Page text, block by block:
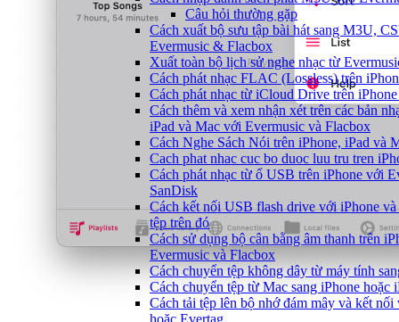
Câu hỏi thường gặp
Cách xuất bộ sưu tập bài hát sang M3U,
Evermusic & Flacbox
Xuất toàn bộ lịch sử nghe nhạc từ
Cách phát nhạc FLAC (Lossless) trên
Cách phát nhạc từ iCloud Drive trên
Cách thêm và xem nhận xét trên các bản
iPad và Mac với Evermusic và Flacbox
Cách Nghe Sách Nói trên iPhone, iPad và
Cach phat nhac cuc bo duoc luu tru tren
Cách phát nhạc từ ổ USB trên iPhone với
SanDisk
Cách kết nối USB flash drive với iPhone
tệp trên đó
Cách sử dụng bộ cân bằng âm thanh trên
Evermusic và Flacbox
Cách chuyển tệp không dây từ máy tính
Cách chuyển tệp từ Mac sang iPhone hoặc
Cách tải tệp lên bộ nhớ đám mây và kết
hoặc Evertag